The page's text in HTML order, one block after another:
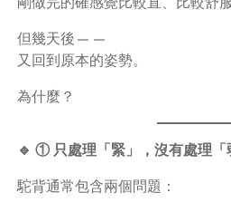
但幾天後——
又回到原本的姿勢。
為什麼？
🔹 ① 只處理「緊」，沒有處理「
駝背通常包含兩個問題：